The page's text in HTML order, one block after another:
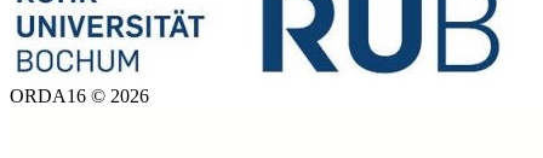
ORDA16 © 2026